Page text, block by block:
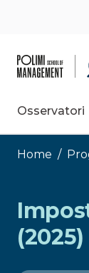
Osservatori
Home /
(2025)